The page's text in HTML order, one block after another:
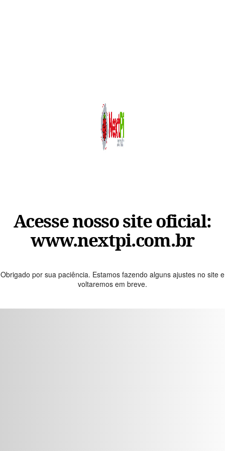
Acesse nosso site oficial:
www.nextpi.com.br
Obrigado por sua paciência. Estamos fazendo alguns ajustes no site e
voltaremos em breve.